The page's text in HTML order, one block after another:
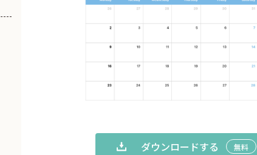
ダウンロードする 無料